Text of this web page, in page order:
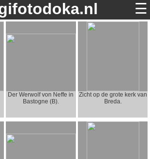
☰
home
contact
Der Werwolf von Neffe in
Bastogne (B).
Zicht op de grote kerk van
Breda.